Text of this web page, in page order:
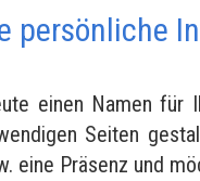
persönliche
einen Namen für
Seiten
eine Präsenz und